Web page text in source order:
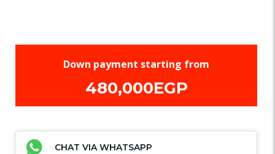
Down payment starting from
480,000EGP
CHAT VIA WHATSAPP